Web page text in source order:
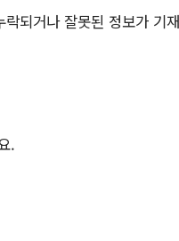
되거나 잘못된 정보가 기
.